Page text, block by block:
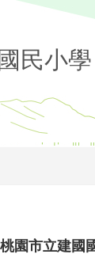
民小學
園市立建國